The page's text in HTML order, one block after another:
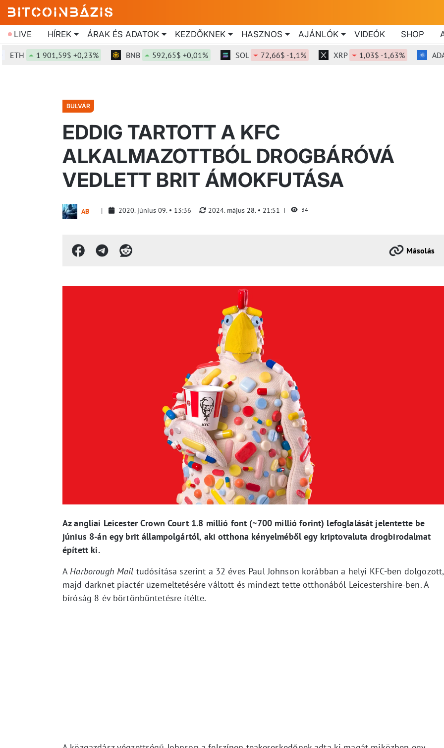
LIVE HÍREK ÁRAK ÉS ADATOK KEZDŐKNEK HASZNOS AJÁNLÓK VIDEÓK SHOP
1 901,59$ +0,23% BNB 592,65$ +0,01% SOL 72,66$ -1,1% XRP 1,03$ -1,63% ADA
BULVÁR
EDDIG TARTOTT A KFC
ALKALMAZOTTBÓL DROGBÁRÓVÁ
VEDLETT BRIT ÁMOKFUTÁSA
AB 2020. június 09. 13:36 2024. május 28. 21:51 34
Másolás
Az angliai Leicester Crown Court 1.8 millió font (~700 millió forint) lefoglalását jelentette be
június 8-án egy brit állampolgártól, aki otthona kényelméből egy kriptovaluta drogbirodalmat
épített ki.
AHarborough Mail tudósítása szerint a 32 éves Paul Johnson korábban a helyi KFC-ben dolgozott,
majd darknet piactér üzemeltetésére váltott és mindezt tette otthonából Leicestershire-ben. A
bíróság 8 év börtönbüntetésre ítélte.